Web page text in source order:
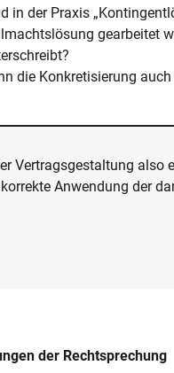
in der Praxis
gearbeitet
die Konkretisierung
Vertragsgestaltung also
Anwendung der
der Rechtsprechung